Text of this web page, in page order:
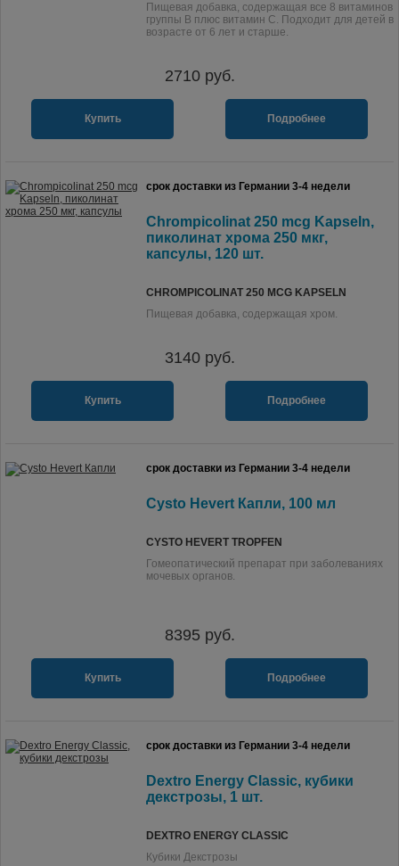
Пищевая добавка, содержащая все 8 витаминов
группы В плюс витамин С. Подходит для детей в
возрасте от 6 лет и старше.
2710руб.
Купить Подробнее
срок доставки из Германии 3-4 недели
Chrompicolinat 250 mcg Kapseln,
пиколинат хрома 250 мкг,
капсулы, 120 шт.
CHROMPICOLINAT 250 MCG KAPSELN
Пищевая добавка, содержащая хром.
3140руб.
Купить Подробнее
срок доставки из Германии 3-4 недели
Cysto Hevert Капли, 100 мл
CYSTO HEVERT TROPFEN
Гомеопатический препарат при заболеваниях
мочевых органов.
8395 руб.
Купить Подробнее
срок доставки из Германии 3-4 недели
Dextro Energy Classic, кубики
декстрозы, 1 шт.
DEXTRO ENERGY CLASSIC
Кубики Декстрозы